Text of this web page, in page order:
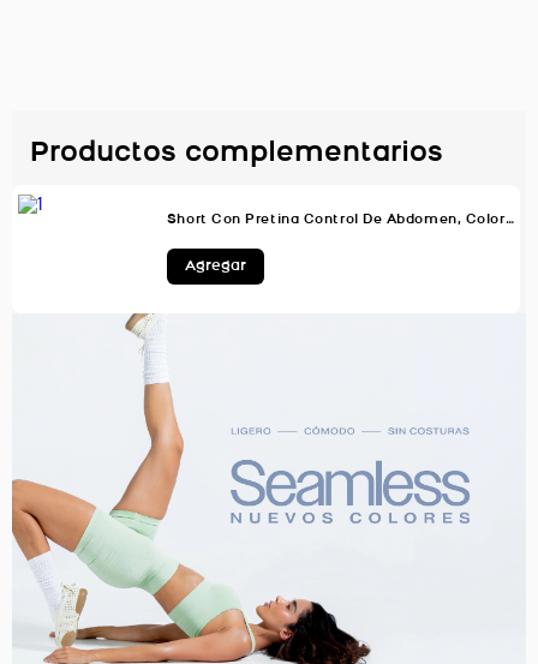
Productos complementarios
Short Con Pretina Control De Abdomen, Color Negro Para Mujer
Agregar